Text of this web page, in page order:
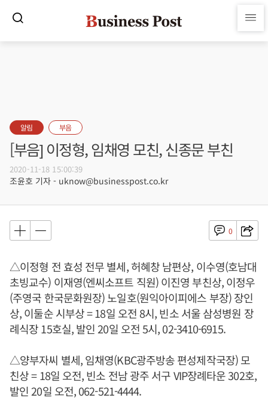
알림 부음
[부음] 이정형, 임채영 모친, 신종문 부친
2020-11-18 15:00:39
조윤호 기자 - uknow@businesspost.co.kr
0
△이정형 전 효성 전무 별세, 허혜창 남편상, 이수영(호남대
초빙교수) 이재영(엔씨소프트 직원) 이진영 부친상, 이정우
(주영국 한국문화원장) 노일호(원익아이피에스 부장) 장인
상, 이둘순 시부상 = 18일 오전 8시, 빈소 서울 삼성병원 장
례식장 15호실, 발인 20일 오전 5시, 02-3410-6915.
△양부자씨 별세, 임채영(KBC광주방송 편성제작국장) 모
친상 = 18일 오전, 빈소 전남 광주 서구 VIP장례타운 302호,
발인 20일 오전, 062-521-4444.